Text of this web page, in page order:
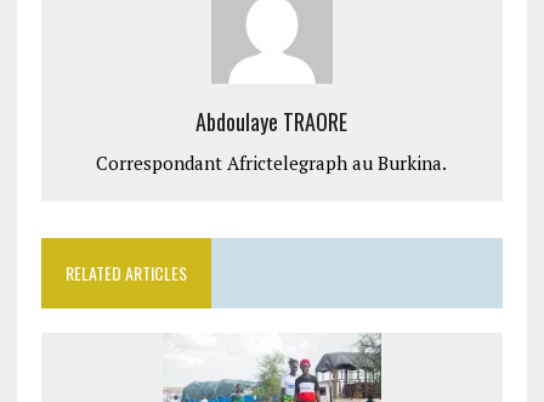
Abdoulaye TRAORE
Correspondant Africtelegraph au Burkina.
RELATED ARTICLES